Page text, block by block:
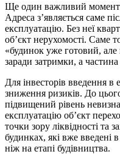
Ще один важливий
Адреса з’являється саме
експлуатацію. Без неї
об’єкт нерухомості. Саме
«будинок уже готовий,
заради затримки, а
Для інвесторів введення
зниження ризиків. До
підвищений рівень
експлуатацію об’єкт
точки зору ліквідності та
будинках, які вже введені
ніж на етапі будівництва.